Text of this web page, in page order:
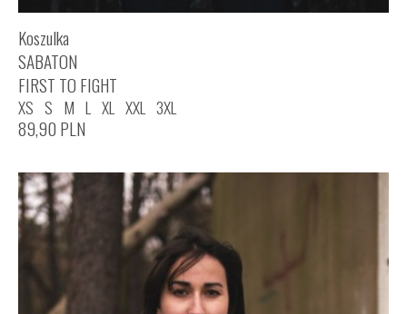
Koszulka
SABATON
FIRST TO FIGHT
XS S M L XL XXL 3XL
89,90 PLN